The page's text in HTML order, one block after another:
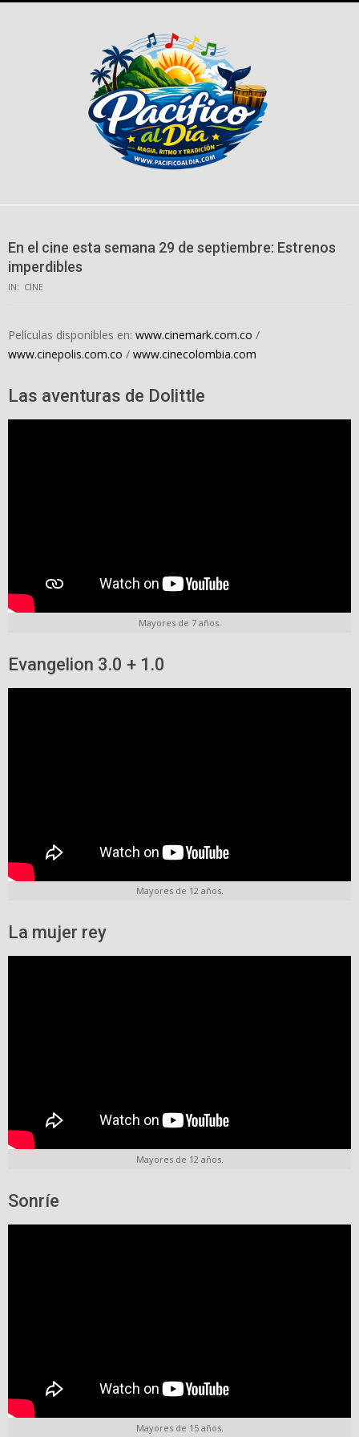
En el cine esta semana 29 de septiembre: Estrenos
imperdibles
IN: CINE
Películas disponibles en: www.cinemark.com.co /
www.cinepolis.com.co / www.cinecolombia.com
Las aventuras de Dolittle
Mayores de 7 años.
Evangelion 3.0 + 1.0
Mayores de 12 años.
La mujer rey
Mayores de 12 años.
Sonríe
Mayores de 15 años.